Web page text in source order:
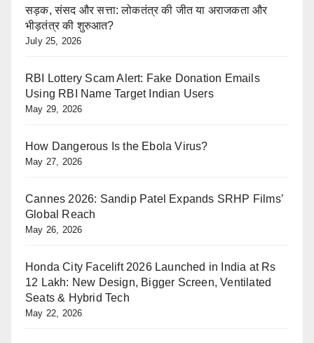
सड़क, संसद और सत्ता: लोकतंत्र की जीत या अराजकता और
भीड़तंत्र की शुरुआत?
July 25, 2026
RBI Lottery Scam Alert: Fake Donation Emails
Using RBI Name Target Indian Users
May 29, 2026
How Dangerous Is the Ebola Virus?
May 27, 2026
Cannes 2026: Sandip Patel Expands SRHP Films’
Global Reach
May 26, 2026
Honda City Facelift 2026 Launched in India at Rs
12 Lakh: New Design, Bigger Screen, Ventilated
Seats & Hybrid Tech
May 22, 2026